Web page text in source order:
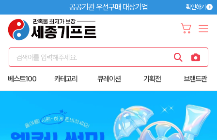
공공기관 우선구매 대상기업 확인하기
검색어를 입력해주세요.
베스트100 카테고리 큐레이션 기획전 브랜드관